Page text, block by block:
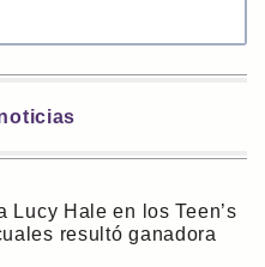
Lucy Hale en los Teen’s
resultó ganadora